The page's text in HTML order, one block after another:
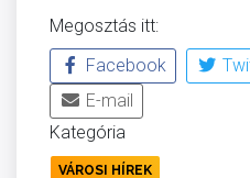
Megosztás itt:
Facebook
E-mail
Kategória
VÁROSI HÍREK